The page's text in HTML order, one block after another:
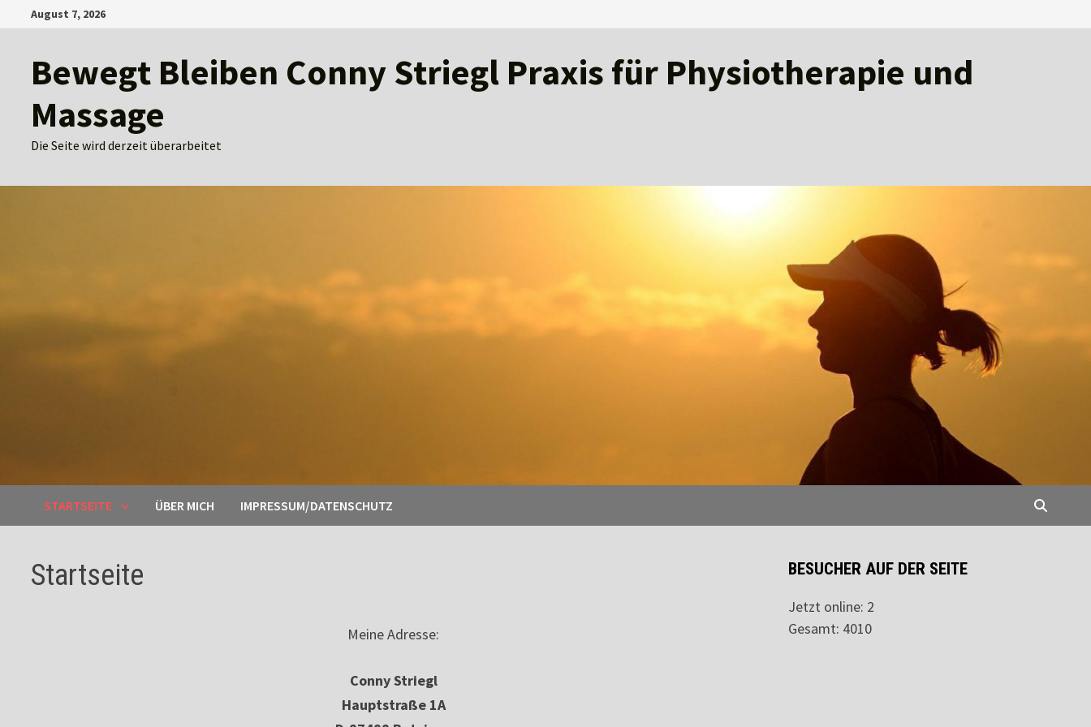
Inhalt
August 7, 2026
Bewegt Bleiben Conny Striegl Praxis für Physiotherapie und
Massage
Die Seite wird derzeit überarbeitet
STARTSEITE ÜBER MICH IMPRESSUM/DATENSCHUTZ
Startseite
Meine Adresse:
Conny Striegl
Hauptstraße 1A
BESUCHER AUF DER SEITE
Jetzt online: 2
Gesamt: 4010